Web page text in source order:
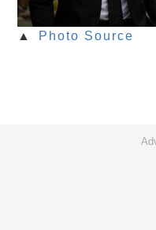
▲ Photo Source